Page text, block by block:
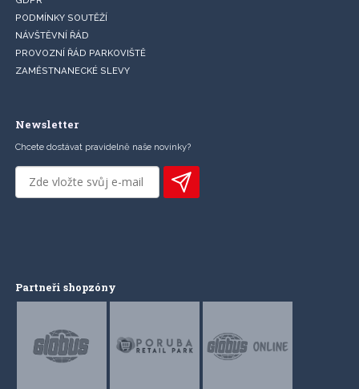
PODMÍNKY SOUTĚŽÍ
NÁVŠTĚVNÍ ŘÁD
PROVOZNÍ ŘÁD PARKOVIŠTĚ
ZAMĚSTNANECKÉ SLEVY
Newsletter
Chcete dostávat pravidelně naše novinky?
Partneři shopzóny